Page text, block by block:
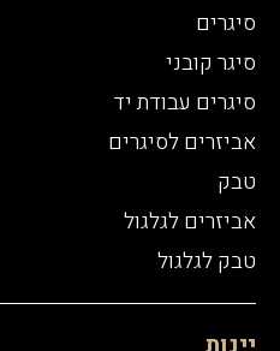
סיגרים
סיגר קובני
סיגרים עבודת יד
אביזרים לסיגרים
טבק
אביזרים לגלגול
טבק לגלגול